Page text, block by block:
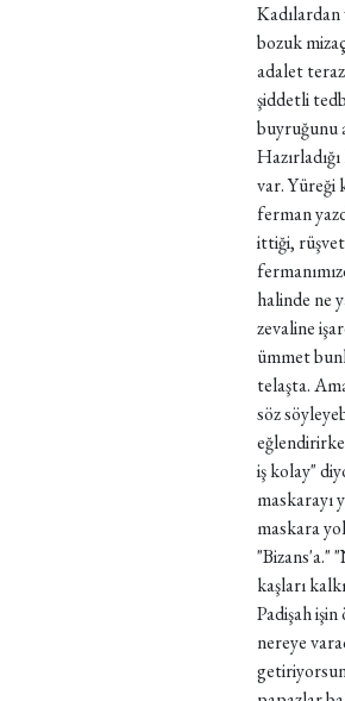
bozuk
adalet
şiddetli
buyruğunu
var. Yüreği
ferman
ittiği,
halinde ne
zevaline
ümmet
telaşta.
söz
iş kolay"
maskarayı
maskara
"Bizans'a."
kaşları
Padişah
nereye